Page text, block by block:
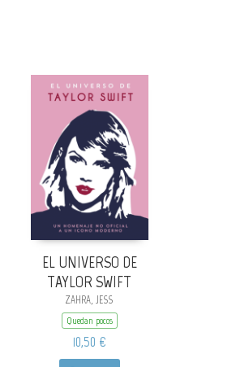
EL UNIVERSO DE
TAYLOR SWIFT
ZAHRA, JESS
Quedan pocos
10,50 €